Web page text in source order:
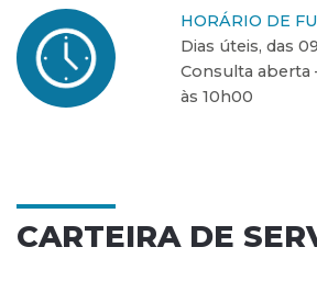
HORÁRIO DE
Dias úteis, das
Consulta aberta
às 10h00
CARTEIRA DE